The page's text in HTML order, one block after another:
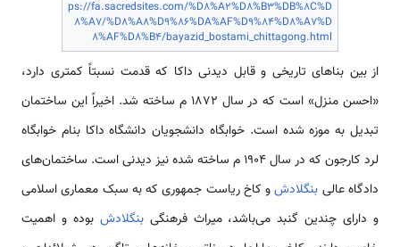
ps://fa.sacredsites.com/%D8%A2%D8%B3%DB%8C%D
8%A7/%D8%A8%D9%86%DA%AF%D9%84%D8%A7%D
8%AF%D8%B4/bayazid_bostami_chittagong.html
از بین بناهای تاریخی و قابل دیدنی داکا که قدمت نسبتاً کمتری دارد،
«احسن منزل» است که در سال 1872 م ساخته شد. اخیراً این ساختمان
تبدیل به موزه شده است. خوابگاه دانشجویان دانشگاه داکا بنام خوابگاه
لرد کارجون که در سال 1904 م ساخته شده نیز دیدنی است. ساختمان‌های
دادگاه عالی بنگلادشو کاخ ریاست جمهوری که به سبک معماری اسلامی‌
و دارای چندین گنبد می‌باشد، میراث فرهنگیبنگلادش بوده و اهمیت